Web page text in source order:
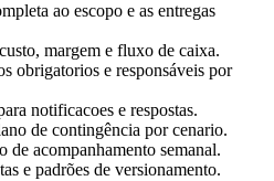
ao escopo e as entregas
margem e fluxo de caixa.
obrigatorios e responsáveis por
notificacoes e respostas.
de contingência por cenario.
de acompanhamento semanal.
e padrões de versionamento.